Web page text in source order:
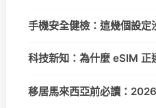
手機安全健檢：這幾個設定
科技新知：為什麼 eSIM 正
移居馬來西亞前必讀：